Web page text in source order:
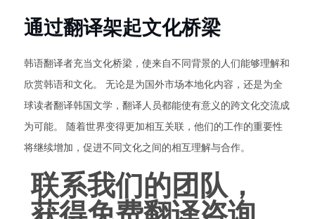
通过翻译架起文化桥梁
韩语翻译者充当文化桥梁，使来自不同背景的人们能够理解和
欣赏韩语和文化。 无论是为国外市场本地化内容，还是为全
球读者翻译韩国文学，翻译人员都能使有意义的跨文化交流成
为可能。 随着世界变得更加相互关联，他们的工作的重要性
将继续增加，促进不同文化之间的相互理解与合作。
联系我们的团队，